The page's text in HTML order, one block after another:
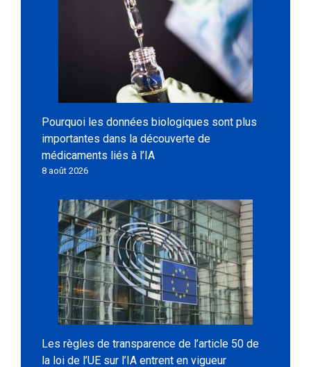
Pourquoi les données biologiques sont plus
importantes dans la découverte de
médicaments liés à l’IA
8 août 2026
Les règles de transparence de l’article 50 de
la loi de l’UE sur l’IA entrent en vigueur